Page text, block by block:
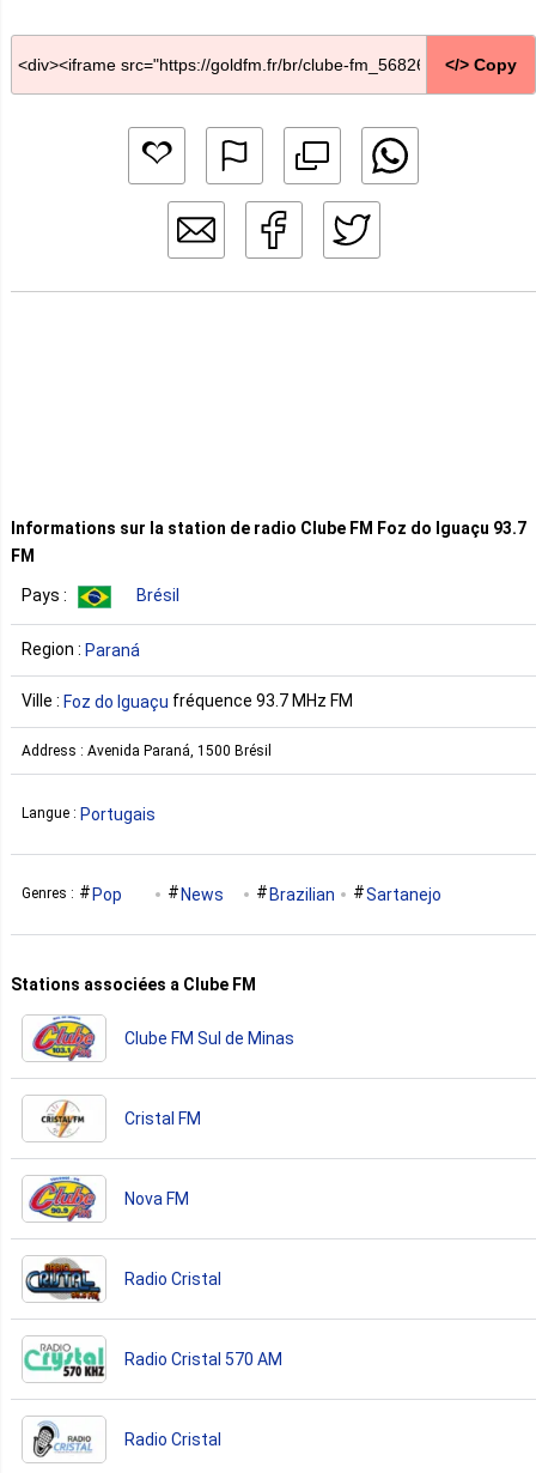
</> Copy
Informations sur la station de radio Clube FM Foz do Iguaçu 93.7
FM
Pays : Brésil
Region : Paraná
Ville : Foz do Iguaçu fréquence 93.7 MHz FM
Address : Avenida Paraná, 1500 Brésil
Langue : Portugais
Genres : Pop News Brazilian Sartanejo
Stations associées a Clube FM
Clube FM Sul de Minas
Cristal FM
Nova FM
Radio Cristal
Radio Cristal 570 AM
Radio Cristal